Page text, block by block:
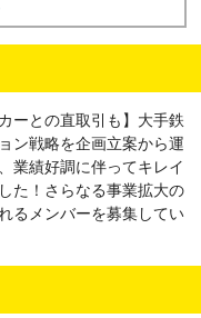
ーとの直取引も】大手鉄
ン戦略を企画立案から運
業績好調に伴ってキレイ
た！さらなる事業拡大の
るメンバーを募集してい